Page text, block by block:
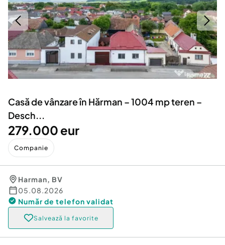
Servicii
Animale de companie
Afaceri și echipamente profesionale
Inchiriere Bunuri si Vehicule
Utilaje agricole si industriale
Piese auto si accesorii
Dacia Duster
Casă de vânzare în Hărman – 1004 mp teren –
Desch...
279.000 eur
Companie
Harman, BV
05.08.2026
Număr de telefon validat
Salvează la favorite